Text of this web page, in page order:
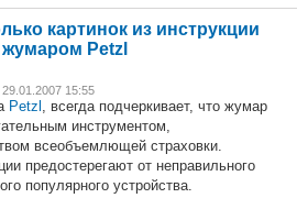
картинок из инструкции
Petzl
29.01.2007 15:55
Petzl , всегда подчеркивает, что жумар
инструментом,
всеобъемлющей страховки.
предостерегают от неправильного
популярного устройства.